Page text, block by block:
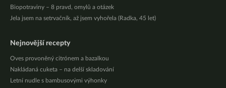
Biopotraviny – 8 pravd, omylů a otázek
Jela jsem na setrvačník, až jsem vyhořela (Radka, 45 let)
Nejnovější recepty
Oves provoněný citrónem a bazalkou
Nakládaná cuketa – na delší skladování
Letní nudle s bambusovými výhonky